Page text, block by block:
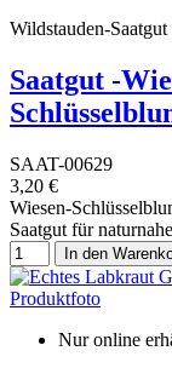
Wildstauden-Saatgut
Saatgut -
SAAT-00629
3,20 €
Wiesen-
Saatgut für
In den
Nur online